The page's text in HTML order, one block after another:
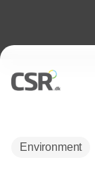
Environment